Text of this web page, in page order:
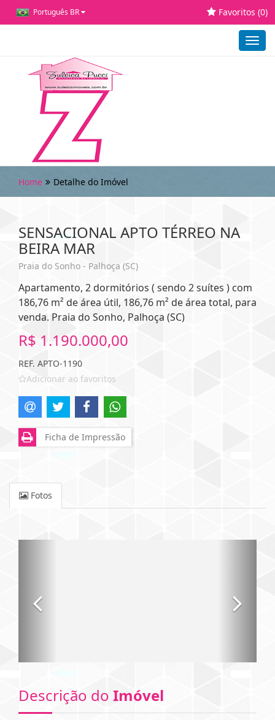
Português BR Favoritos (0)
Home Detalhe do Imóvel
SENSACIONAL APTO TÉRREO NA
BEIRA MAR
Praia do Sonho - Palhoça (SC)
Apartamento, 2 dormitórios ( sendo 2 suítes ) com
186,76 m² de área útil, 186,76 m² de área total, para
venda. Praia do Sonho, Palhoça (SC)
R$ 1.190.000,00
REF. APTO-1190
Adicionar ao favoritos
Ficha de Impressão
Fotos
Descrição do Imóvel